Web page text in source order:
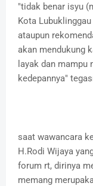
"tidak benar isyu
Kota
ataupun
akan mendukung
layak dan
kedepannya"
saat wawancara
H.Rodi Wijaya
forum rt, dirinya
memang